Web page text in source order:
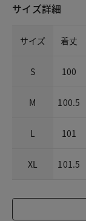
サイズ詳細
サイズ 着丈
S 100
M 100.5
L 101
XL 101.5